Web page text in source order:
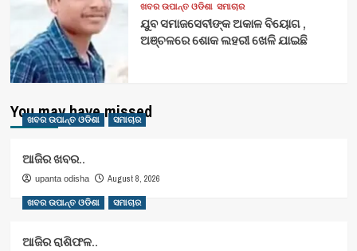
ଖବର ଉପାନ୍ତ ଓଡିଶା ସମାଚାର
ଯୁବ ସମାଜସେବୀଙ୍କ ଅକାଳ ବିୟୋଗ ,
ଅଞ୍ଚଳରେ ଶୋକ ଲହରୀ ଖେଳି ଯାଇଛି
You may have missed
ଖବର ଉପାନ୍ତ ଓଡିଶା ସମାଚାର
ଆଜିର ଖବର..
upanta odisha August 8, 2026
ଖବର ଉପାନ୍ତ ଓଡିଶା ସମାଚାର
ଆଜିର ରାଶିଫଳ..